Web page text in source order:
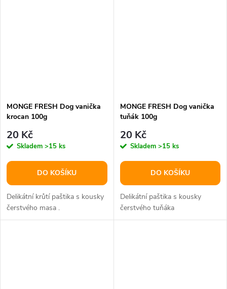
MONGE FRESH Dog vanička
krocan 100g
20 Kč
Skladem >15 ks
DO KOŠÍKU
Delikátní krůtí paštika s kousky
čerstvého masa .
MONGE FRESH Dog vanička
tuňák 100g
20 Kč
Skladem >15 ks
DO KOŠÍKU
Delikátní paštika s kousky
čerstvého tuňáka